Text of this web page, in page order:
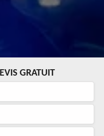
GRATUIT